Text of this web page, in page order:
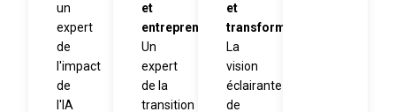
un
expert
de
l'impact
de
l'IA
et
entrepreneur
Un
expert
de la
transition
et
transformations
La
vision
éclairante
de